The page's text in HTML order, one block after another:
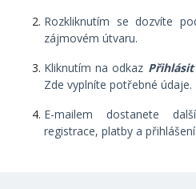
Rozkliknutím se dozvíte
zájmovém útvaru.
Kliknutím na odkaz Přihlásit
Zde vyplníte potřebné údaje.
E-mailem dostanete
registrace, platby a